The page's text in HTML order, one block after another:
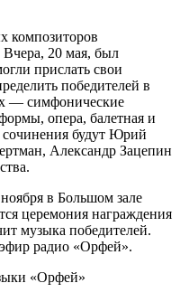
композиторов
Вчера, 20 мая, был
прислать свои
победителей в
— симфонические
опера, балетная и
будут Юрий
Александр Зацепин
в Большом зале
церемония награждения
музыка победителей.
радио «Орфей».
«Орфей»